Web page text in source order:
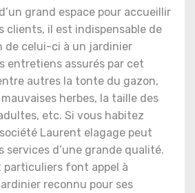
grand espace pour accueillir
clients, il est indispensable de
de celui-ci à un jardinier
entretiens assurés par cet
autres la tonte du gazon,
herbes, la taille des
etc. Si vous habitez
Laurent elagage peut
services d’une grande qualité.
particuliers font appel à
reconnu pour ses